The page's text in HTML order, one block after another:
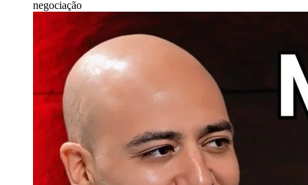
negociação